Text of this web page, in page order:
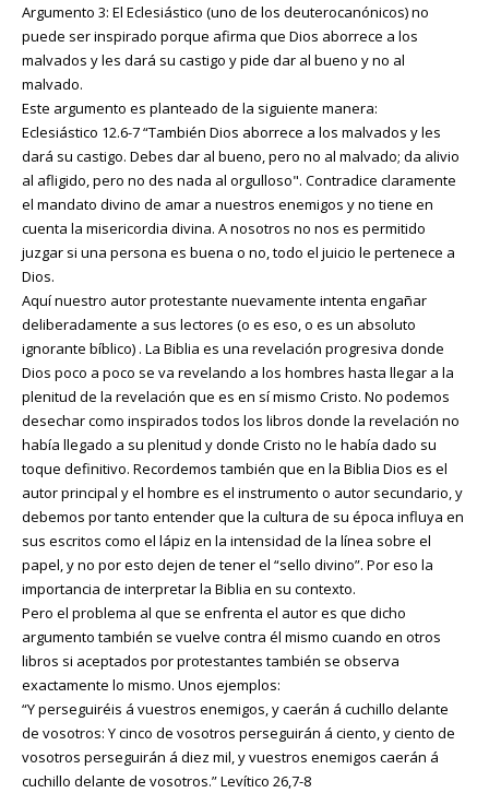
Argumento 3: El Eclesiástico (uno de los deuterocanónicos) no
puede ser inspirado porque afirma que Dios aborrece a los
malvados y les dará su castigo y pide dar al bueno y no al
malvado.
Este argumento es planteado de la siguiente manera:
Eclesiástico 12.6-7 “También Dios aborrece a los malvados y les
dará su castigo. Debes dar al bueno, pero no al malvado; da alivio
al afligido, pero no des nada al orgulloso". Contradice claramente
el mandato divino de amar a nuestros enemigos y no tiene en
cuenta la misericordia divina. A nosotros no nos es permitido
juzgar si una persona es buena o no, todo el juicio le pertenece a
Dios.
Aquí nuestro autor protestante nuevamente intenta engañar
deliberadamente a sus lectores (o es eso, o es un absoluto
ignorante bíblico) . La Biblia es una revelación progresiva donde
Dios poco a poco se va revelando a los hombres hasta llegar a la
plenitud de la revelación que es en sí mismo Cristo. No podemos
desechar como inspirados todos los libros donde la revelación no
había llegado a su plenitud y donde Cristo no le había dado su
toque definitivo. Recordemos también que en la Biblia Dios es el
autor principal y el hombre es el instrumento o autor secundario, y
debemos por tanto entender que la cultura de su época influya en
sus escritos como el lápiz en la intensidad de la línea sobre el
papel, y no por esto dejen de tener el “sello divino”. Por eso la
importancia de interpretar la Biblia en su contexto.
Pero el problema al que se enfrenta el autor es que dicho
argumento también se vuelve contra él mismo cuando en otros
libros si aceptados por protestantes también se observa
exactamente lo mismo. Unos ejemplos:
“Y perseguiréis á vuestros enemigos, y caerán á cuchillo delante
de vosotros: Y cinco de vosotros perseguirán á ciento, y ciento de
vosotros perseguirán á diez mil, y vuestros enemigos caerán á
cuchillo delante de vosotros.” Levítico 26,7-8